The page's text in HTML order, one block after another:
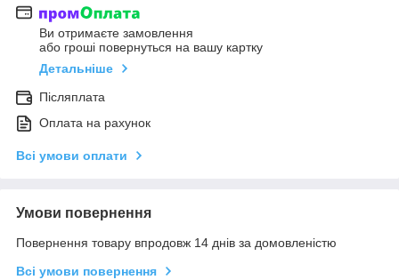
Ви отримаєте замовлення
або гроші повернуться на вашу картку
Детальніше
Післяплата
Оплата на рахунок
Всі умови оплати
Умови повернення
Повернення товару впродовж 14 днів за домовленістю
Всі умови повернення